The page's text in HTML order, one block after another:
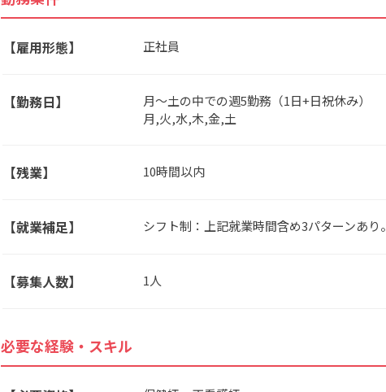
【雇用形態】 正社員
【勤務日】
月～土の中での週5勤務（1日+日祝休み）
月,火,水,木,金,土
【残業】 10時間以内
【就業補足】 シフト制：上記就業時間含め3パターンあり。
【募集人数】 1人
必要な経験・スキル